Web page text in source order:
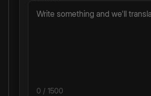
0 / 1500